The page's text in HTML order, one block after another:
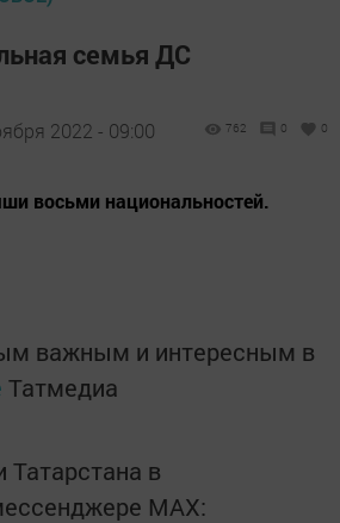
семья ДС
2022 - 09:00 762 0 0
восьми национальностей.
важным и интересным в
Татмедиа
Татарстана в
MАХ: